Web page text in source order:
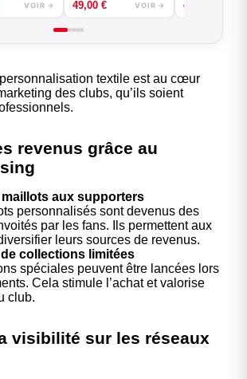
VOIR →
49,00 € VOIR →
49,00
textile est au cœur
des clubs, qu’ils soient
revenus grâce au
maillots aux supporters
personnalisés sont devenus des
par les fans. Ils permettent aux
leurs sources de revenus.
collections limitées
spéciales peuvent être lancées lors
Cela stimule l’achat et valorise
club.
visibilité sur les réseaux